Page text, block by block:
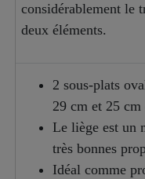
considérablement le
deux éléments.
2 sous-plats
29 cm et 25 cm
Le liège est un
très bonnes
Idéal comme